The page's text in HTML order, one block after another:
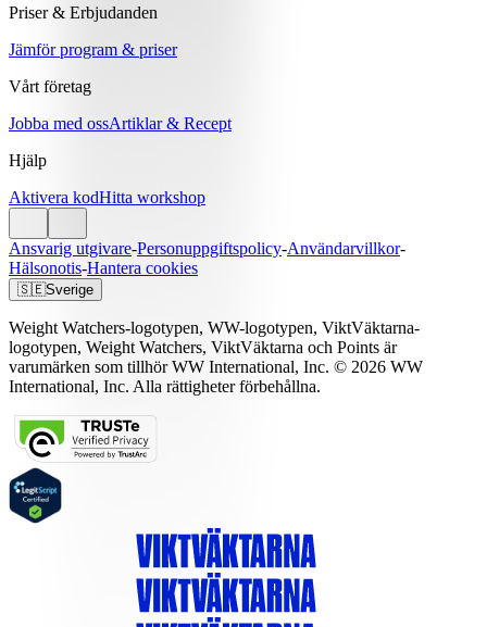
Priser & Erbjudanden
Jämför program & priser
Vårt företag
Jobba med ossArtiklar & Recept
Hjälp
Aktivera kodHitta workshop
Ansvarig utgivare-Personuppgiftspolicy-Användarvillkor-
Hälsonotis-Hantera cookies
🇸🇪Sverige
Weight Watchers-logotypen, WW-logotypen, ViktVäktarna-
logotypen, Weight Watchers, ViktVäktarna och Points är
varumärken som tillhör WW International, Inc. © 2026 WW
International, Inc. Alla rättigheter förbehållna.